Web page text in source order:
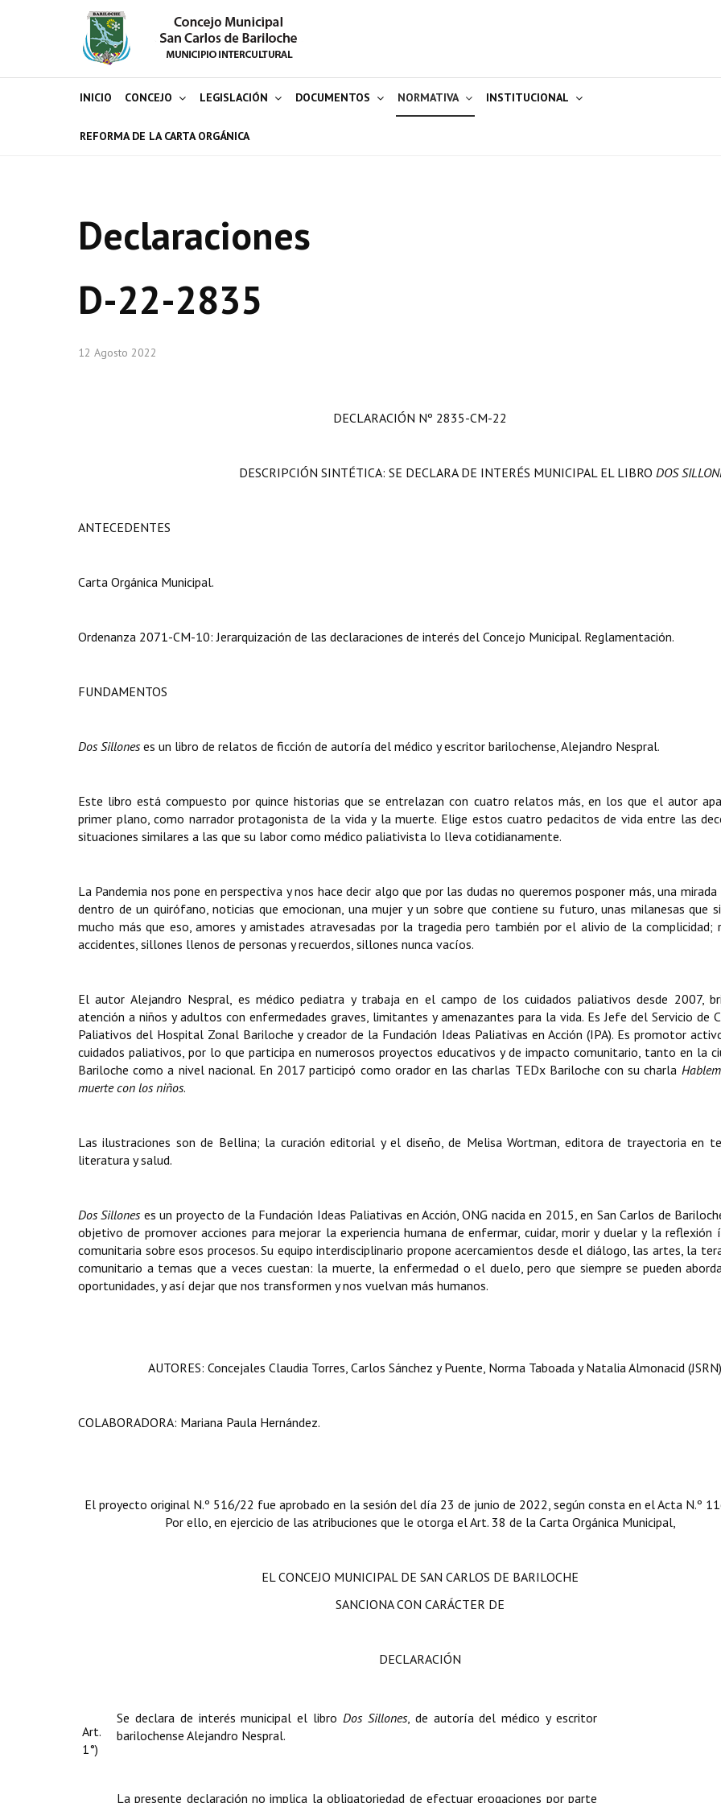
INICIO CONCEJO LEGISLACIÓN DOCUMENTOS NORMATIVA INSTITUCIONAL
REFORMA DE LA CARTA ORGÁNICA
Declaraciones
D-22-2835
12 Agosto 2022
DECLARACIÓN Nº 2835-CM-22
DESCRIPCIÓN SINTÉTICA: SE DECLARA DE INTERÉS MUNICIPAL EL LIBRODOS
ANTECEDENTES
Carta Orgánica Municipal.
Ordenanza 2071-CM-10: Jerarquización de las declaraciones de interés del Concejo Municipal. Reglamentación.
FUNDAMENTOS
Dos Sillones es un libro de relatos de ficción de autoría del médico y escritor barilochense, Alejandro Nespral.
Este libro está compuesto por quince historias que se entrelazan con cuatro relatos más, en los que el autor
primer plano, como narrador protagonista de la vida y la muerte. Elige estos cuatro pedacitos de vida entre las
situaciones similares a las que su labor como médico paliativista lo lleva cotidianamente.
La Pandemia nos pone en perspectiva y nos hace decir algo que por las dudas no queremos posponer más, una
dentro de un quirófano, noticias que emocionan, una mujer y un sobre que contiene su futuro, unas milanesas que
mucho más que eso, amores y amistades atravesadas por la tragedia pero también por el alivio de la complicidad;
accidentes, sillones llenos de personas y recuerdos, sillones nunca vacíos.
El autor Alejandro Nespral, es médico pediatra y trabaja en el campo de los cuidados paliativos desde 2007,
atención a niños y adultos con enfermedades graves, limitantes y amenazantes para la vida. Es Jefe del Servicio de
Paliativos del Hospital Zonal Bariloche y creador de la Fundación Ideas Paliativas en Acción (IPA). Es promotor
cuidados paliativos, por lo que participa en numerosos proyectos educativos y de impacto comunitario, tanto en la
Bariloche como a nivel nacional. En 2017 participó como orador en las charlas TEDx Bariloche con su charla
muerte con los niños.
Las ilustraciones son de Bellina; la curación editorial y el diseño, de Melisa Wortman, editora de trayectoria en
literatura y salud.
Dos Sillones es un proyecto de la Fundación Ideas Paliativas en Acción, ONG nacida en 2015, en San Carlos de
objetivo de promover acciones para mejorar la experiencia humana de enfermar, cuidar, morir y duelar y la reflexión
comunitaria sobre esos procesos. Su equipo interdisciplinario propone acercamientos desde el diálogo, las artes, la
comunitario a temas que a veces cuestan: la muerte, la enfermedad o el duelo, pero que siempre se pueden
oportunidades, y así dejar que nos transformen y nos vuelvan más humanos.
AUTORES: Concejales Claudia Torres, Carlos Sánchez y Puente, Norma Taboada y Natalia Almonacid
COLABORADORA: Mariana Paula Hernández.
El proyecto original N.º 516/22 fue aprobado en la sesión del día 23 de junio de 2022, según consta en el Acta N.º
Por ello, en ejercicio de las atribuciones que le otorga el Art. 38 de la Carta Orgánica Municipal,
EL CONCEJO MUNICIPAL DE SAN CARLOS DE BARILOCHE
SANCIONA CON CARÁCTER DE
DECLARACIÓN
Art.
1°)
Se declara de interés municipal el libro Dos Sillones, de autoría del médico y escritor
barilochense Alejandro Nespral.
La presente declaración no implica la obligatoriedad de efectuar erogaciones por parte